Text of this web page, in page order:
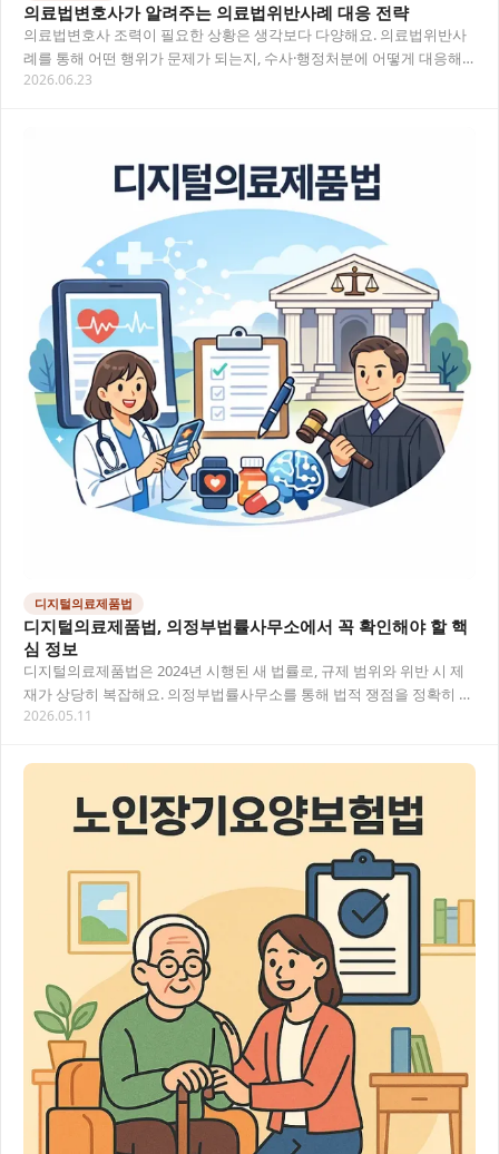
의료법변호사가 알려주는 의료법위반사례 대응 전략
의료법변호사 조력이 필요한 상황은 생각보다 다양해요. 의료법위반사
례를 통해 어떤 행위가 문제가 되는지, 수사·행정처분에 어떻게 대응해
야 하는지 핵심만 짚어드립니다. 목차 의료법변호…
2026.06.23
디지털의료제품법
디지털의료제품법, 의정부법률사무소에서 꼭 확인해야 할 핵
심 정보
디지털의료제품법은 2024년 시행된 새 법률로, 규제 범위와 위반 시 제
재가 상당히 복잡해요. 의정부법률사무소를 통해 법적 쟁점을 정확히 파
악하는 것이 중요합니다. 목차 디지털의료…
2026.05.11